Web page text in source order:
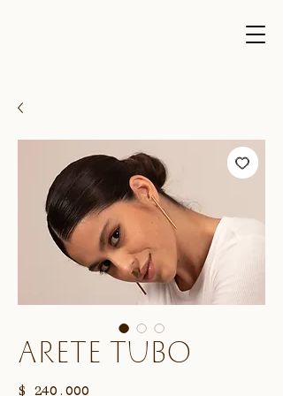
Arete tubo
$ 240.000